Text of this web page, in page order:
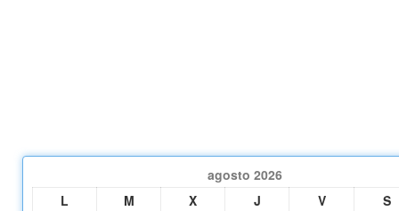
agosto 2026
L
M X J V S